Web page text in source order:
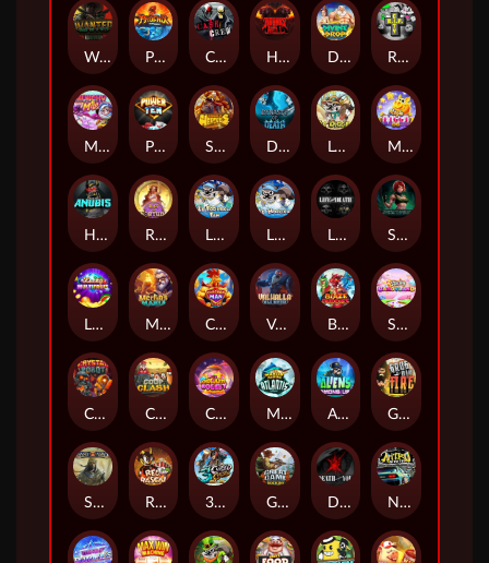
Wanted Dead or a Wild Phoenix Cash Crew Hounds Of Hell Divine Drop RIP City
Munchy Milo Power of 10 Strength Of Hercules Dynasty of Death Le Digger Magic Piggy OG
Hand of Anubis Rise of Fortuna LE FOOTBALL FAN LE HOOLIGAN Life and Death Shadow Treasure
Lucky Multifruit Merlin's Mania Chicken Man Valhalla: Wild Winter Blaze Buddies Sticky Candyland
Crystal Robot Coop Clash Chocolate Rocket Marlin Masters Atlantis Aliens Among Us Grug Make Fire
Sand and Ashes Red Rascal™ 3 Cursed Chests™ Great Game Rockies Death Becomes You Nitro Nights